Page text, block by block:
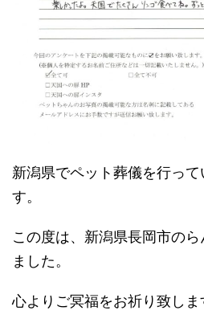
新潟県でペット葬儀を行っ
す。
この度は、新潟県長岡市の
ました。
心よりご冥福をお祈り致しま